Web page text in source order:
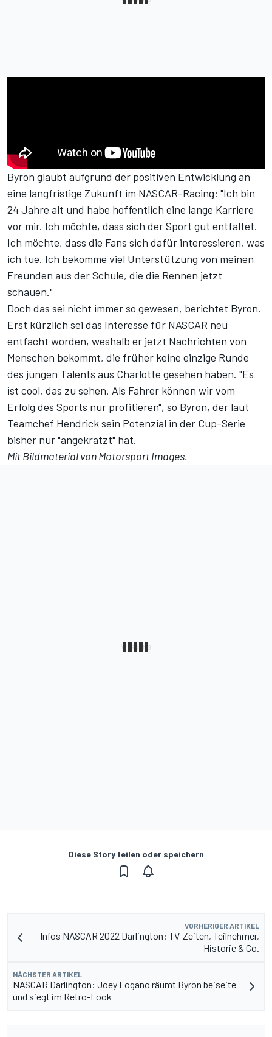
Byron glaubt aufgrund der positiven Entwicklung an
eine langfristige Zukunft im NASCAR-Racing: "Ich bin
24 Jahre alt und habe hoffentlich eine lange Karriere
vor mir. Ich möchte, dass sich der Sport gut entfaltet.
Ich möchte, dass die Fans sich dafür interessieren, was
ich tue. Ich bekomme viel Unterstützung von meinen
Freunden aus der Schule, die die Rennen jetzt
schauen."
Doch das sei nicht immer so gewesen, berichtet Byron.
Erst kürzlich sei das Interesse für NASCAR neu
entfacht worden, weshalb er jetzt Nachrichten von
Menschen bekommt, die früher keine einzige Runde
des jungen Talents aus Charlotte gesehen haben. "Es
ist cool, das zu sehen. Als Fahrer können wir vom
Erfolg des Sports nur profitieren", so Byron, der laut
Teamchef Hendrick sein Potenzial in der Cup-Serie
bisher nur "angekratzt" hat.
Mit Bildmaterial vonMotorsport Images.
Diese Story teilen oder speichern
VORHERIGER ARTIKEL
Infos NASCAR 2022 Darlington: TV-Zeiten, Teilnehmer,
Historie & Co.
NÄCHSTER ARTIKEL
NASCAR Darlington: Joey Logano räumt Byron beiseite
und siegt im Retro-Look